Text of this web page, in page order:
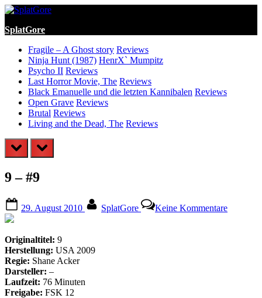
Skip
content
SplatGore
Fragile – A Ghost story Reviews
Ninja Hunt (1987) HenrX` Mumpitz
Psycho II Reviews
Last Horror Movie, The Reviews
Black Emanuelle und die letzten Kannibalen Reviews
Open Grave Reviews
Brutal Reviews
Living and the Dead, The Reviews
prev next
9 – #9
on
29. August 2010 SplatGore Keine Kommentare9
Originaltitel: 9
Herstellung: USA 2009
Regie: Shane Acker
Darsteller: –
Laufzeit: 76 Minuten
Freigabe: FSK 12